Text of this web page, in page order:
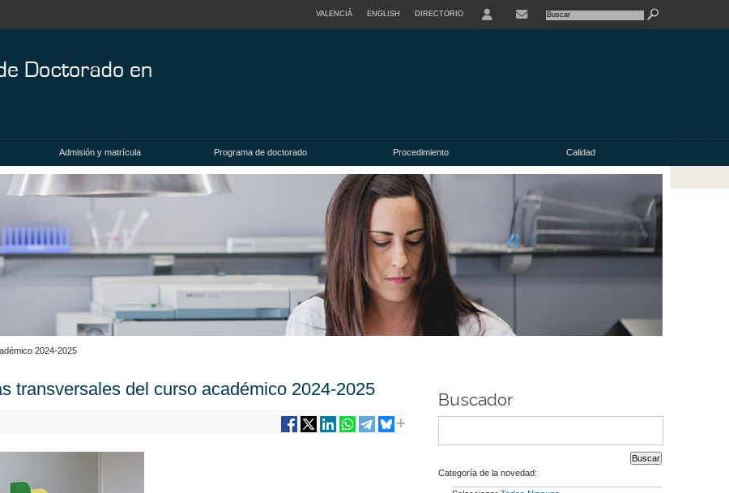
VALENCIÀ ENGLISH DIRECTORIO
Admisión y matrícula Programa de doctorado Procedimiento Calidad
2024-2025
transversales del curso académico 2024-2025
Buscador
Categoría de la novedad: